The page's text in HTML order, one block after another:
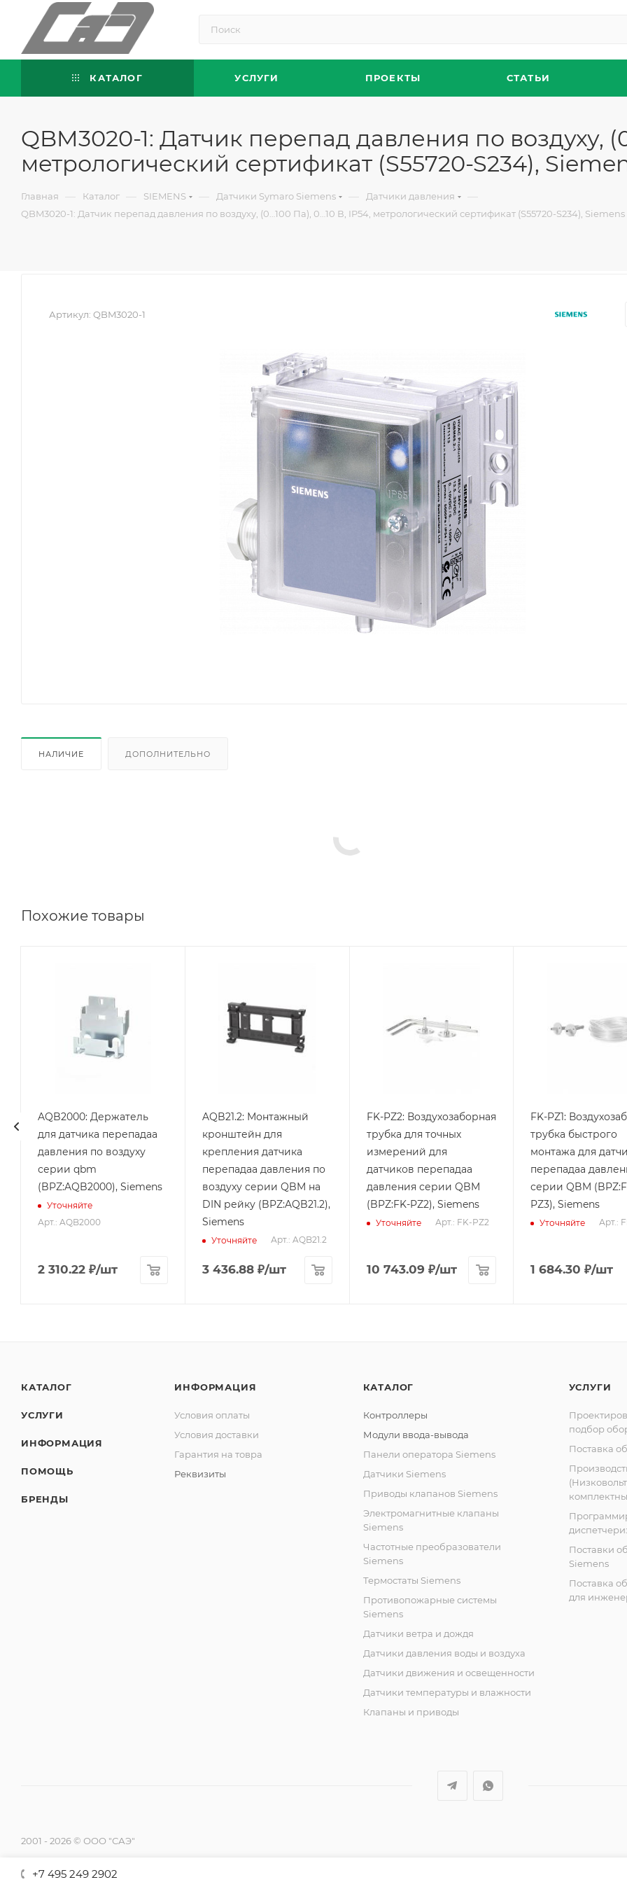
КАТАЛОГ УСЛУГИ ПРОЕКТЫ СТАТЬИ
QBM3020-1: Датчик перепад давления по воздуху,
метрологический сертификат (S55720-S234),
Главная — Каталог — SIEMENS — Датчики Symaro Siemens — Датчики давления —
QBM3020-1: Датчик перепад давления по воздуху, (0…100 Па), 0…10 В, IP54, метрологический сертификат (S55720-S234), Siemens
Артикул: QBM3020-1
НАЛИЧИЕ ДОПОЛНИТЕЛЬНО
Похожие товары
AQB2000: Держатель
для датчика перепадаа
давления по воздуху
серии qbm
(BPZ:AQB2000), Siemens
Уточняйте
Арт.: AQB2000
2 310.22 ₽/шт
AQB21.2: Монтажный
кронштейн для
крепления датчика
перепадаа давления по
воздуху серии QBM на
DIN рейку (BPZ:AQB21.2),
Siemens
Уточняйте Арт.: AQB21.2
3 436.88₽/шт
FK-PZ2: Воздухозаборная
трубка для точных
измерений для
датчиков перепадаа
давления серии QBM
(BPZ:FK-PZ2), Siemens
Уточняйте Арт.: FK-PZ2
10 743.09 ₽/шт
FK-PZ1:
трубка быстрого
монтажа для
перепадаа
серии QBM
PZ3), Siemens
Уточняйте Арт.:
1 684.30 ₽/шт
КАТАЛОГ
УСЛУГИ
ИНФОРМАЦИЯ
ПОМОЩЬ
БРЕНДЫ
ИНФОРМАЦИЯ
Условия оплаты
Условия доставки
Гарантия на товра
Реквизиты
КАТАЛОГ
Контроллеры
Модули ввода-вывода
Панели оператора Siemens
Датчики Siemens
Приводы клапанов Siemens
Электромагнитные клапаны
Siemens
Частотные преобразователи
Siemens
Термостаты Siemens
Противопожарные системы
Siemens
Датчики ветра и дождя
Датчики давления воды и воздуха
Датчики движения и освещенности
Датчики температуры и влажности
Клапаны и приводы
УСЛУГИ
подбор
Поставка
Поставки
Siemens
Поставка
для
2001 - 2026 © ООО "САЭ"
+7 495 249 2902